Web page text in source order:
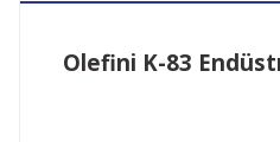
Olefini K-83